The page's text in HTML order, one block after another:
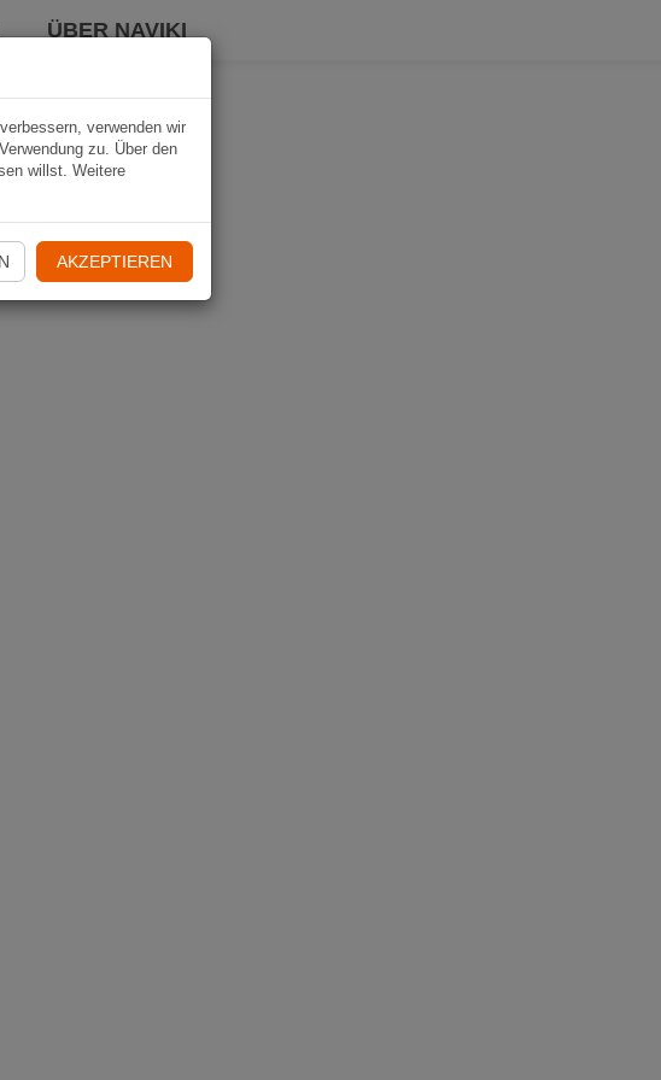
ÜBER NAVIKI
verwenden wir
zu. Über den
willst. Weitere
AKZEPTIEREN